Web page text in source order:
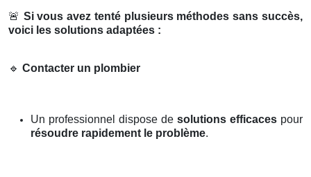
🚨 Si vous avez tenté plusieurs méthodes sans succès,
voici les solutions adaptées :
🔹 Contacter un plombier
Un professionnel dispose de solutions efficaces pour
résoudre rapidement le problème.